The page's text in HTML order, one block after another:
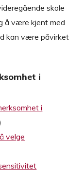
skole
å være kjent med
kan være påvirket
i
i
velge